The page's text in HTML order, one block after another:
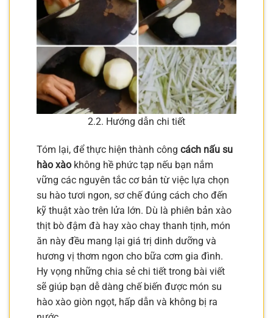
2.2. Hướng dẫn chi tiết
Tóm lại, để thực hiện thành công cách nấu su
hào xào không hề phức tạp nếu bạn nắm
vững các nguyên tắc cơ bản từ việc lựa chọn
su hào tươi ngon, sơ chế đúng cách cho đến
kỹ thuật xào trên lửa lớn. Dù là phiên bản xào
thịt bò đậm đà hay xào chay thanh tịnh, món
ăn này đều mang lại giá trị dinh dưỡng và
hương vị thơm ngon cho bữa cơm gia đình.
Hy vọng những chia sẻ chi tiết trong bài viết
sẽ giúp bạn dễ dàng chế biến được món su
hào xào giòn ngọt, hấp dẫn và không bị ra